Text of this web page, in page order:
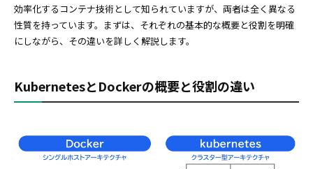
効率化するコンテナ技術として知られていますが、両者は全く異なる
性質を持っています。まずは、それぞれの基本的な概要と役割を明確
にしながら、その違いを詳しく解説します。
KubernetesとDockerの概要と役割の違い